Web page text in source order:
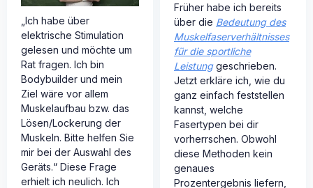
„Ich habe über
elektrische Stimulation
gelesen und möchte um
Rat fragen. Ich bin
Bodybuilder und mein
Ziel wäre vor allem
Muskelaufbau bzw. das
Lösen/Lockerung der
Muskeln. Bitte helfen Sie
mir bei der Auswahl des
Geräts.“ Diese Frage
erhielt ich neulich. Ich
Früher habe ich bereits
über die Bedeutung des
Muskelfaserverhältnisses
für die sportliche
Leistunggeschrieben.
Jetzt erkläre ich, wie du
ganz einfach feststellen
kannst, welche
Fasertypen bei dir
vorherrschen. Obwohl
diese Methoden kein
genaues
Prozentergebnis liefern,